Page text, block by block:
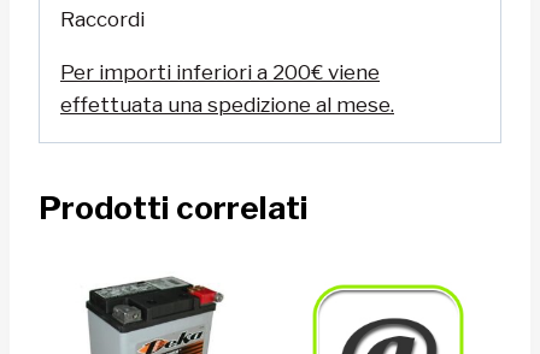
Raccordi
Per importi inferiori a 200€ viene
effettuata una spedizione al mese.
Prodotti correlati